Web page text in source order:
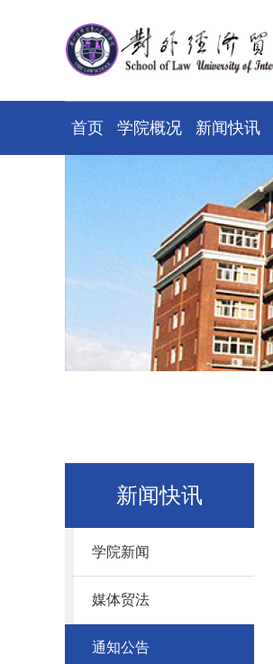
首页 学院概况 新闻快讯
新闻快讯
学院新闻
媒体贸法
通知公告